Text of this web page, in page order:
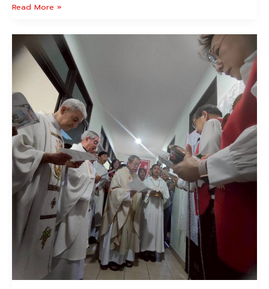
Read More »
ปฐมพยาบาล
แห่ง
ขอ
งอ
อร์เด
อร์
ออฟ
มอลตา
(ประเทศไทย)